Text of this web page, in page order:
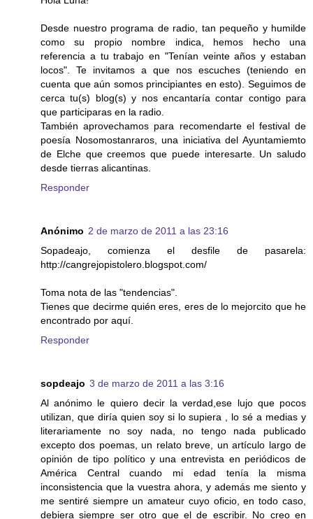
Desde nuestro programa de radio, tan pequeño y humilde
como su propio nombre indica, hemos hecho una
referencia a tu trabajo en "Tenían veinte años y estaban
locos". Te invitamos a que nos escuches (teniendo en
cuenta que aún somos principiantes en esto). Seguimos de
cerca tu(s) blog(s) y nos encantaría contar contigo para
que participaras en la radio.
También aprovechamos para recomendarte el festival de
poesía Nosomostanraros, una iniciativa del Ayuntamiemto
de Elche que creemos que puede interesarte. Un saludo
desde tierras alicantinas.
Responder
Anónimo 2 de marzo de 2011 a las 23:16
Sopadeajo, comienza el desfile de pasarela:
http://cangrejopistolero.blogspot.com/
Toma nota de las "tendencias".
Tienes que decirme quién eres, eres de lo mejorcito que he
encontrado por aquí.
Responder
sopdeajo 3 de marzo de 2011 a las 3:16
Al anónimo le quiero decir la verdad,ese lujo que pocos
utilizan, que diría quien soy si lo supiera , lo sé a medias y
literariamente no soy nada, no tengo nada publicado
excepto dos poemas, un relato breve, un artículo largo de
opinión de tipo político y una entrevista en periódicos de
América Central cuando mi edad tenía la misma
inconsistencia que la vuestra ahora, y además me siento y
me sentiré siempre un amateur cuyo oficio, en todo caso,
debiera siempre ser otro que el de escribir. No creo en